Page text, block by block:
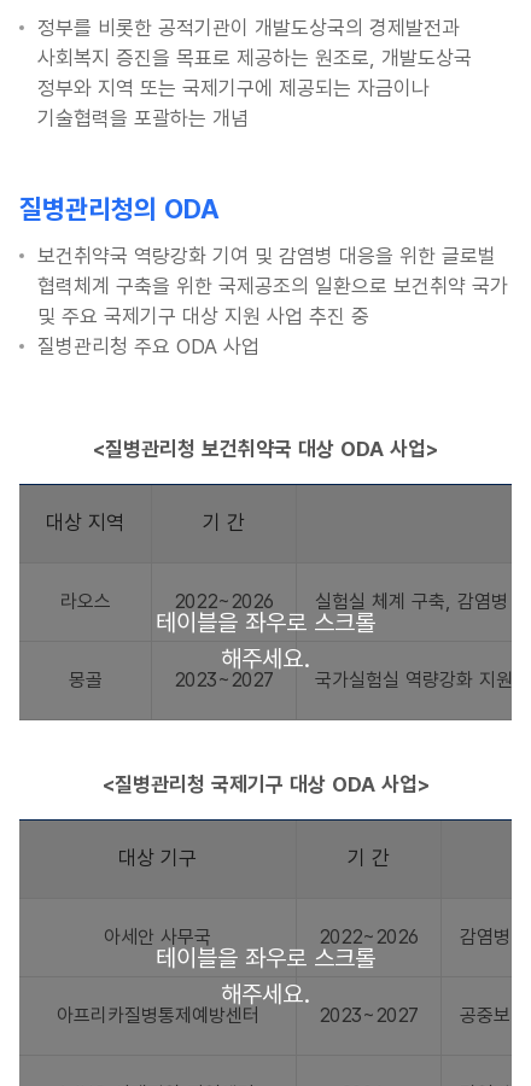
정부를 비롯한 공적기관이 개발도상국의 경제발전과
사회복지 증진을 목표로 제공하는 원조로, 개발도상국
정부와 지역 또는 국제기구에 제공되는 자금이나
기술협력을 포괄하는 개념
질병관리청의 ODA
보건취약국 역량강화 기여 및 감염병 대응을 위한 글로벌
협력체계 구축을 위한 국제공조의 일환으로 보건취약 국가
및 주요 국제기구 대상 지원 사업 추진 중
질병관리청 주요 ODA 사업
<질병관리청 보건취약국 대상 ODA 사업>
대상 지역 기 간
라오스 2022~2026 실험실 체계 구축, 감염병
몽골 2023~2027 국가실험실 역량강화 지원,
<질병관리청 국제기구 대상 ODA 사업>
대상 기구 기 간
아세안 사무국 2022~2026 감염병
아프리카질병통제예방센터 2023~2027 공중보